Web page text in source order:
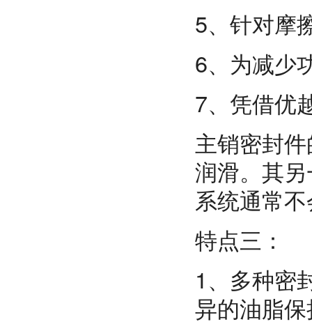
5、针对摩
6、为减少
7、凭借优
主销密封
润滑。其
系统通常
特点三：
1、多种密
异的油脂